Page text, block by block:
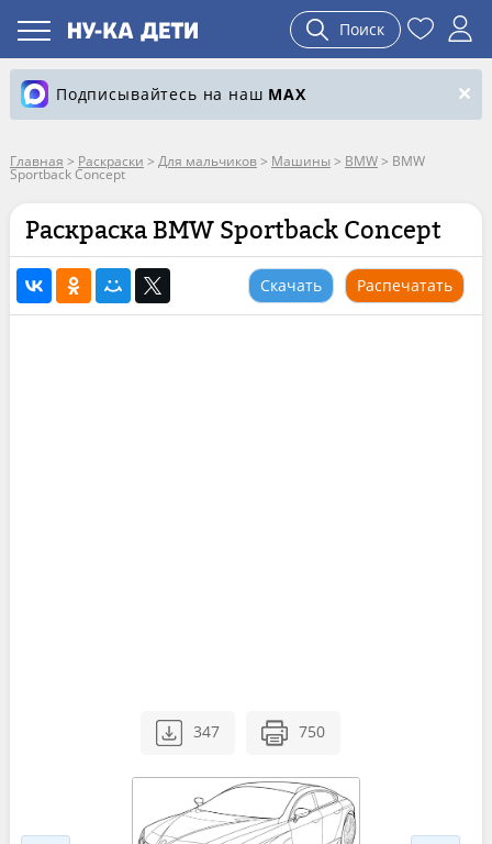
Поиск
Подписывайтесь на наш MAX
Главная > Раскраски > Для мальчиков> Машины > BMW> BMW
Sportback Concept
Раскраска BMW Sportback Concept
Скачать Распечатать
347 750